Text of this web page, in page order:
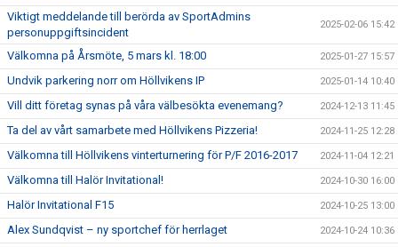
Viktigt meddelande till berörda av SportAdmins
personuppgiftsincident
2025-02-06 15:42
Välkomna på Årsmöte, 5 mars kl. 18:00 2025-01-27 15:57
Undvik parkering norr om Höllvikens IP 2025-01-14 10:40
Vill ditt företag synas på våra välbesökta evenemang? 2024-12-13 11:45
Ta del av vårt samarbete med Höllvikens Pizzeria! 2024-11-25 12:28
Välkomna till Höllvikens vinterturnering för P/F 2016-2017 2024-11-04 12:21
Välkomna till Halör Invitational! 2024-10-30 16:00
Halör Invitational F15 2024-10-25 13:00
Alex Sundqvist – ny sportchef för herrlaget 2024-10-24 10:36